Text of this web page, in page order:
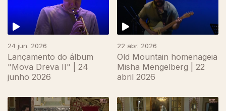
24 jun. 2026
Lançamento do álbum
"Mova Dreva II" | 24
junho 2026
22 abr. 2026
Old Mountain homenageia
Misha Mengelberg | 22
abril 2026